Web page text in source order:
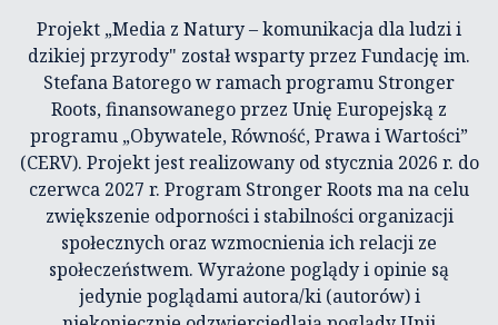
Projekt „Media z Natury – komunikacja dla ludzi i
dzikiej przyrody" został wsparty przez Fundację im.
Stefana Batorego w ramach programu Stronger
Roots, finansowanego przez Unię Europejską z
programu „Obywatele, Równość, Prawa i Wartości”
(CERV). Projekt jest realizowany od stycznia 2026 r. do
czerwca 2027 r. Program Stronger Roots ma na celu
zwiększenie odporności i stabilności organizacji
społecznych oraz wzmocnienia ich relacji ze
społeczeństwem. Wyrażone poglądy i opinie są
jedynie poglądami autora/ki (autorów) i